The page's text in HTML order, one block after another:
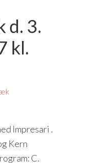
d. 3.
kl.
Impresari .
Kern
C.